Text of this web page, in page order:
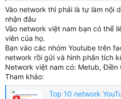
Vào network thì phải là tự làm nội
nhận đâu
Vào network việt nam bạn có thể
viên của họ.
Bạn vào các nhóm Youtube trên
network rồi gửi và hình phân tích
Network việt nam có: Metub, Điền
Tham khảo:
Top 10 network